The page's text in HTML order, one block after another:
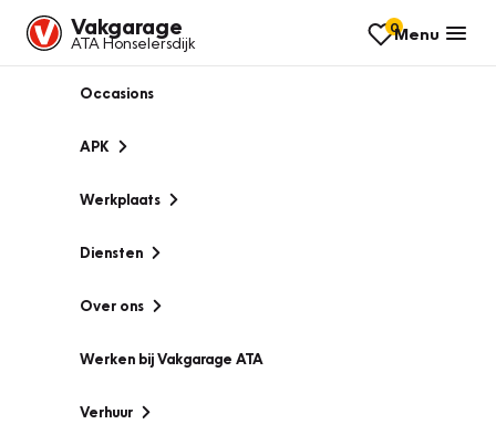
Vakgarage
ATA Honselersdijk
0Menu
Occasions
APK
Werkplaats
Diensten
Over ons
Werken bij Vakgarage ATA
Verhuur